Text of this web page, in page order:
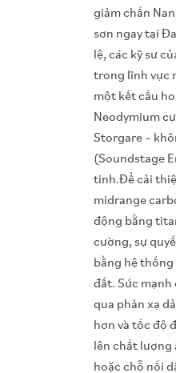
giảm chấn
sơn ngay tại
lệ, các kỹ sư
trong lĩnh vực
một kết cấu
Neodymium
Storgare –
(Soundstage
tinh.Để cải
midrange
động bằng
cường, sự
bằng hệ
đất. Sức
qua phản xạ
hơn và tốc độ
lên chất
hoặc chỗ nối